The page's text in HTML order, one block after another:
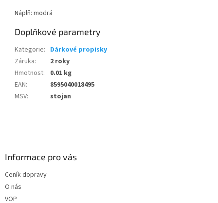
Náplň: modrá
Doplňkové parametry
Kategorie: Dárkové propisky
Záruka:
2 roky
Hmotnost:
0.01 kg
EAN:
8595040018495
MSV: stojan
Informace pro vás
Ceník dopravy
O nás
VOP